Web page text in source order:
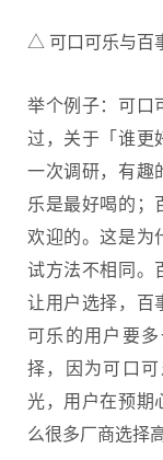
△ 可口可乐与百
举个例子：可口
过，关于「谁更
一次调研，有趣
乐是最好喝的；
欢迎的。这是为
试方法不相同。
让用户选择，百
可乐的用户要
择，因为可口
光，用户在预期
么很多厂商选择